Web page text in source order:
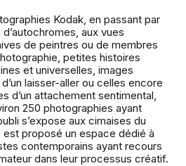
Kodak, en passant par
aux vues
de peintres ou de membres
petites histoires
et universelles, images
laisser-aller ou celles encore
d’un attachement sentimental,
250 photographies ayant
s’expose aux cimaises du
est proposé un espace dédié à
contemporains ayant recours
dans leur processus créatif.